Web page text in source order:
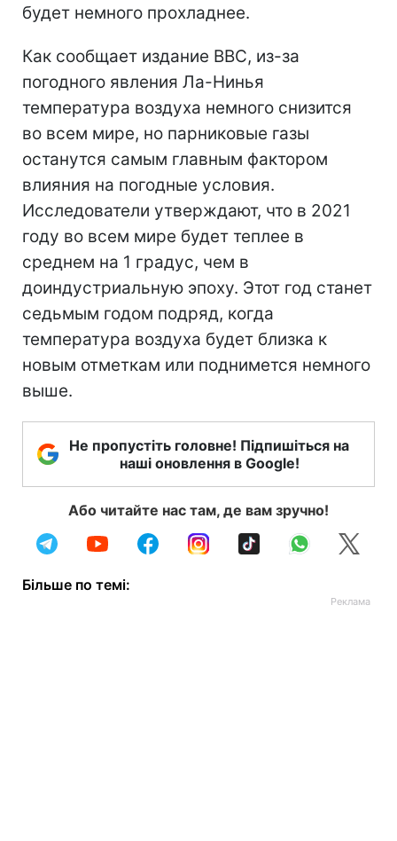
будет немного прохладнее.
Как сообщает издание ВВС, из-за
погодного явления Ла-Нинья
температура воздуха немного снизится
во всем мире, но парниковые газы
останутся самым главным фактором
влияния на погодные условия.
Исследователи утверждают, что в 2021
году во всем мире будет теплее в
среднем на 1 градус, чем в
доиндустриальную эпоху. Этот год станет
седьмым годом подряд, когда
температура воздуха будет близка к
новым отметкам или поднимется немного
выше.
Не пропустіть головне! Підпишіться на
наші оновлення в Google!
Або читайте нас там, де вам зручно!
Більше по темі: